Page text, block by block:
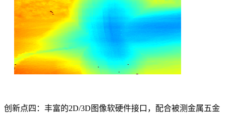
创新点四：丰富的2D/3D图像软硬件接口，配合被测金属五金